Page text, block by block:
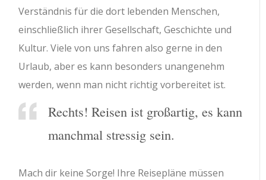
Verständnis für die dort lebenden Menschen,
einschließlich ihrer Gesellschaft, Geschichte und
Kultur. Viele von uns fahren also gerne in den
Urlaub, aber es kann besonders unangenehm
werden, wenn man nicht richtig vorbereitet ist.
Rechts! Reisen ist großartig, es kann
manchmal stressig sein.
Mach dir keine Sorge! Ihre Reisepläne müssen